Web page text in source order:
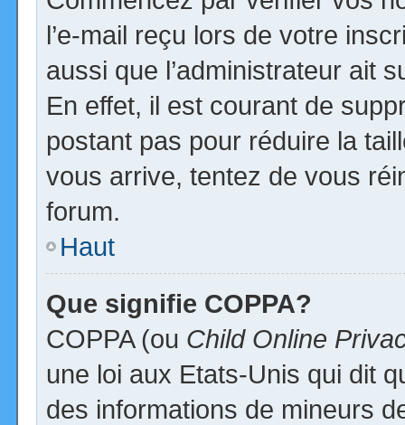
l’e-mail reçu lors de votre
aussi que l’administrateur ait
En effet, il est courant de
postant pas pour réduire la
vous arrive, tentez de vous
forum.
Haut
Que signifie COPPA?
COPPA (ou Child Online
une loi aux Etats-Unis qui dit
des informations de mineurs